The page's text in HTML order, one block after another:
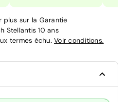
plus sur la Garantie
Stellantis 10 ans
termes échu. Voir conditions.